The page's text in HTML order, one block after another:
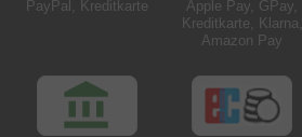
PayPal, Kreditkarte
Apple Pay, GPay,
Kreditkarte, Klarna,
Amazon Pay